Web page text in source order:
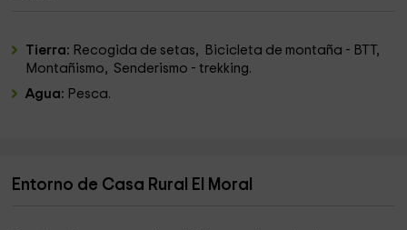
Tierra: Recogida de setas, Bicicleta de montaña - BTT,
Montañismo, Senderismo - trekking.
Agua: Pesca.
Entorno de Casa Rural El Moral